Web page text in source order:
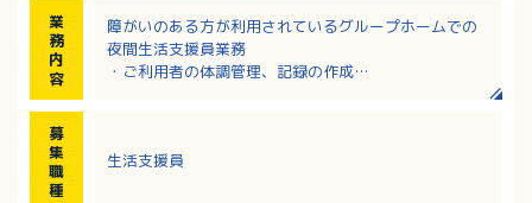
業
務
内
容
障がいのある方が利用されているグループホームでの
夜間生活支援員業務
・ご利用者の体調管理、記録の作成
※グループホーム利用者（定員5名）、併設ショートス
募
集
職
種
生活支援員